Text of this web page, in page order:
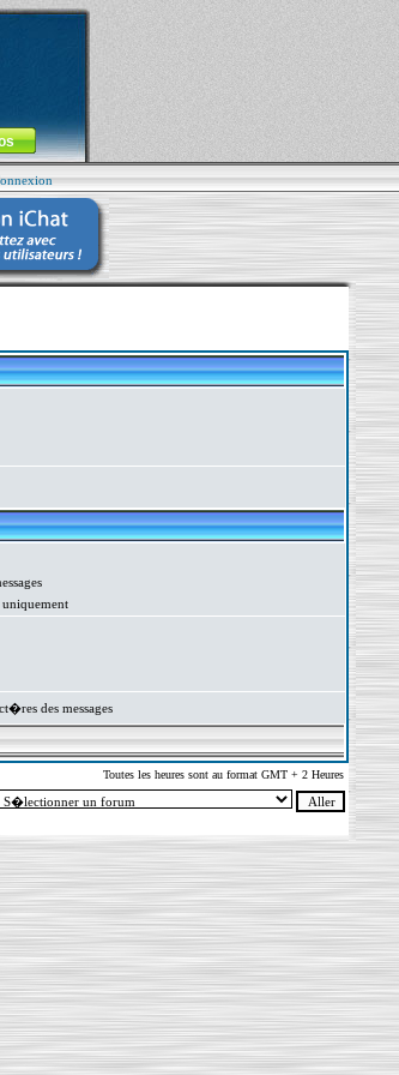
uniquement
des messages
Toutes les heures sont au format GMT + 2 Heures